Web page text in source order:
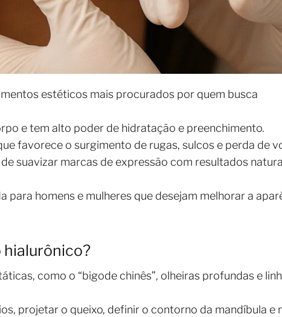
estéticos mais procurados por quem busca
e tem alto poder de hidratação e preenchimento.
favorece o surgimento de rugas, sulcos e perda de
suavizar marcas de expressão com resultados
para homens e mulheres que desejam melhorar a
hialurônico?
como o “bigode chinês”, olheiras profundas e
projetar o queixo, definir o contorno da mandíbula e